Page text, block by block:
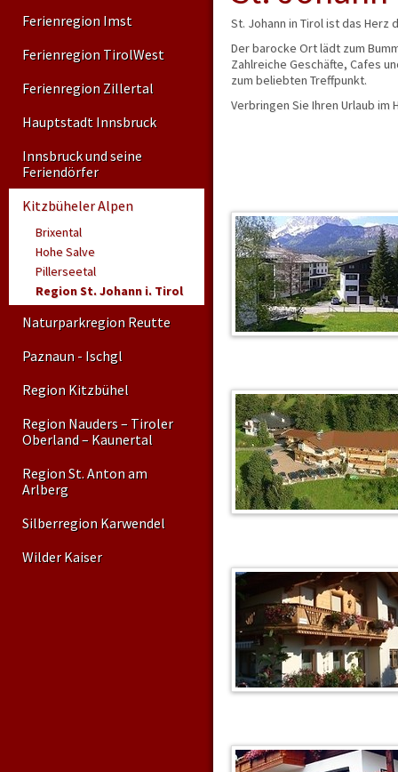
Ferienregion Imst
Ferienregion TirolWest
Ferienregion Zillertal
Hauptstadt Innsbruck
Innsbruck und seine
Feriendörfer
Kitzbüheler Alpen
Brixental
Hohe Salve
Pillerseetal
Region St. Johann i. Tirol
Naturparkregion Reutte
Paznaun - Ischgl
Region Kitzbühel
Region Nauders – Tiroler
Oberland – Kaunertal
Region St. Anton am
Arlberg
Silberregion Karwendel
Wilder Kaiser
St. Johann in Tirol ist das Herz
Der barocke Ort lädt zum
Zahlreiche Geschäfte, Cafes
zum beliebten Treffpunkt.
Verbringen Sie Ihren Urlaub